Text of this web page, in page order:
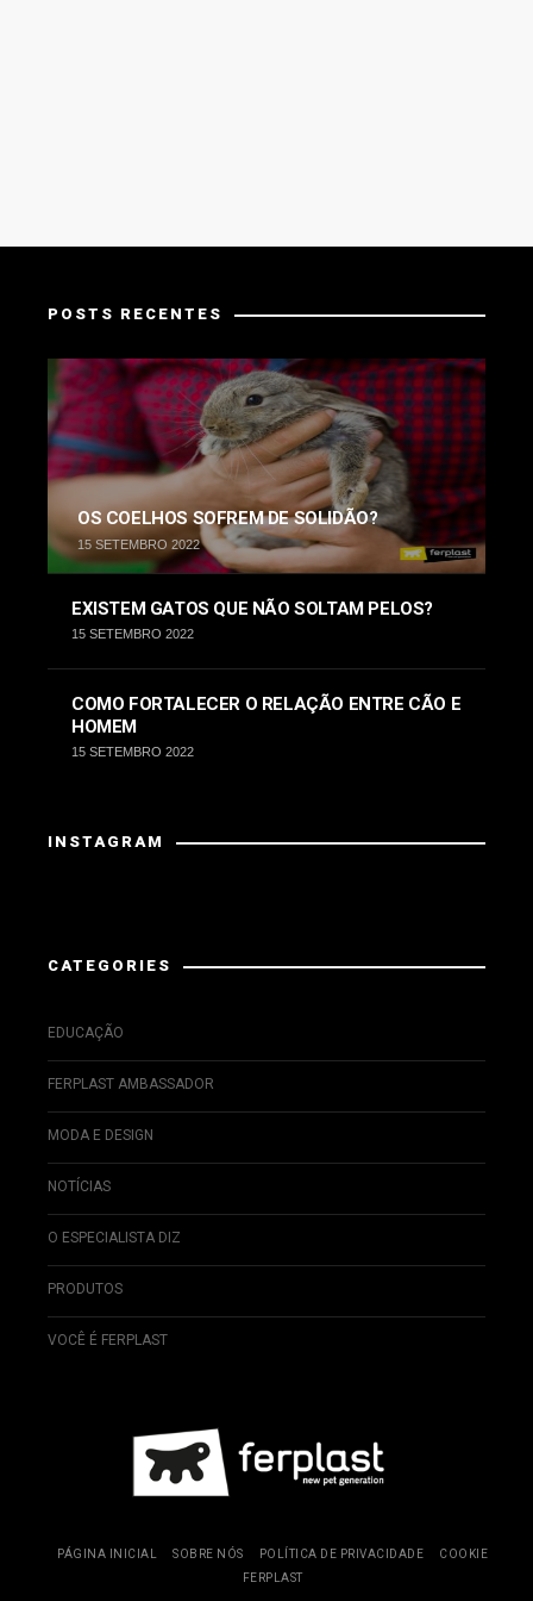
POSTS RECENTES
OS COELHOS SOFREM DE SOLIDÃO?
15 SETEMBRO 2022
EXISTEM GATOS QUE NÃO SOLTAM PELOS?
15 SETEMBRO 2022
COMO FORTALECER O RELAÇÃO ENTRE CÃO E
HOMEM
15 SETEMBRO 2022
INSTAGRAM
CATEGORIES
EDUCAÇÃO
FERPLAST AMBASSADOR
MODA E DESIGN
NOTÍCIAS
O ESPECIALISTA DIZ
PRODUTOS
VOCÊ É FERPLAST
PÁGINA INICIAL SOBRE NÓS POLÍTICA DE PRIVACIDADE
COOKIE
FERPLAST